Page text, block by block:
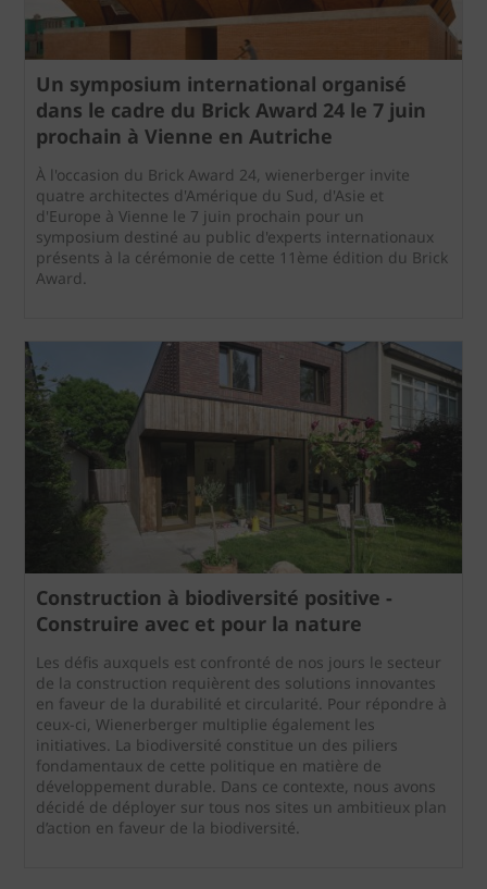
Un symposium international organisé
dans le cadre du Brick Award 24 le 7 juin
prochain à Vienne en Autriche
À l'occasion du Brick Award 24, wienerberger invite
quatre architectes d'Amérique du Sud, d'Asie et
d'Europe à Vienne le 7 juin prochain pour un
symposium destiné au public d'experts internationaux
présents à la cérémonie de cette 11ème édition du Brick
Award.
Construction à biodiversité positive -
Construire avec et pour la nature
Les défis auxquels est confronté de nos jours le secteur
de la construction requièrent des solutions innovantes
en faveur de la durabilité et circularité. Pour répondre à
ceux-ci, Wienerberger multiplie également les
initiatives. La biodiversité constitue un des piliers
fondamentaux de cette politique en matière de
développement durable. Dans ce contexte, nous avons
décidé de déployer sur tous nos sites un ambitieux plan
d’action en faveur de la biodiversité.